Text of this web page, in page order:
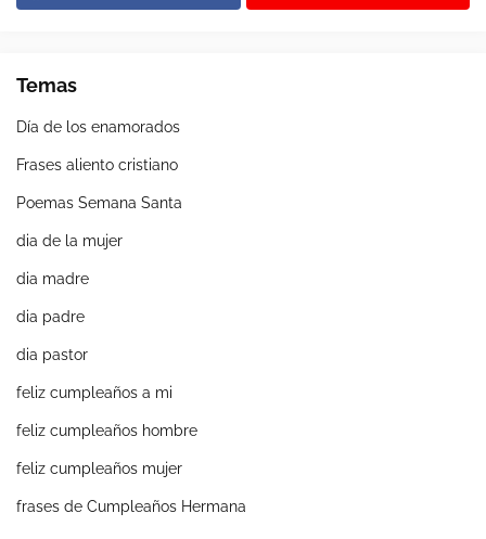
Temas
Día de los enamorados
Frases aliento cristiano
Poemas Semana Santa
dia de la mujer
dia madre
dia padre
dia pastor
feliz cumpleaños a mi
feliz cumpleaños hombre
feliz cumpleaños mujer
frases de Cumpleaños Hermana